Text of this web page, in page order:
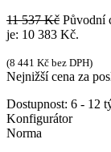
11 537Kč Původní
je: 10 383 Kč.
(8 441 Kč bez DPH)
Nejnižší cena za
Dostupnost: 6 - 12
Konfigurátor
Norma